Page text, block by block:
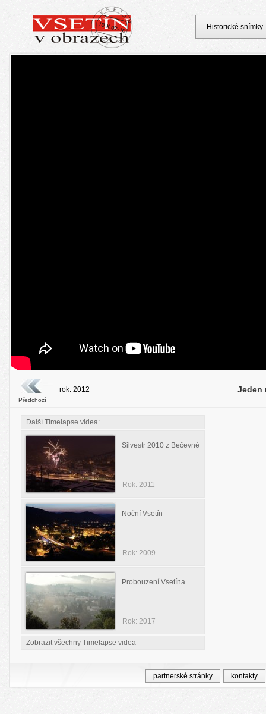
Předchozí
rok: 2012 Jeden
Další Timelapse videa:
Silvestr 2010 z Bečevné
Rok: 2011
Noční Vsetín
Rok: 2009
Probouzení Vsetína
Rok: 2017
Zobrazit všechny Timelapse videa
Historické snímky
partnerské stránky kontakty